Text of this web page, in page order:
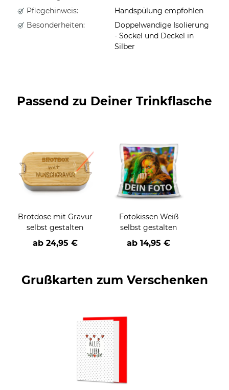
Pflegehinweis:
Handspülung empfohlen
Besonderheiten:
Doppelwandige Isolierung
- Sockel und Deckel in
Silber
Passend zu Deiner Trinkflasche
Brotdose mit Gravur
selbst gestalten
ab 24,95 €
Fotokissen Weiß
selbst gestalten
ab 14,95 €
Grußkarten zum Verschenken